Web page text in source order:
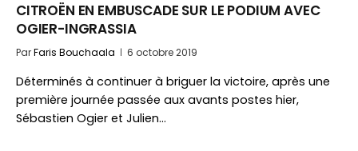
CITROËN EN EMBUSCADE SUR LE PODIUM AVEC
OGIER-INGRASSIA
ParFaris Bouchaala 6 octobre 2019
Déterminés à continuer à briguer la victoire, après une
première journée passée aux avants postes hier,
Sébastien Ogier et Julien…